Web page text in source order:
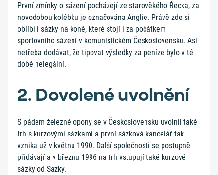
První zmínky o sázení pocházejí ze starověkého Řecka, za
novodobou kolébku je označována Anglie. Právě zde si
oblíbili sázky na koně, které stojí i za počátkem
sportovního sázení v komunistickém Československu. Asi
netřeba dodávat, že tipovat výsledky za peníze bylo v té
době nelegální.
2. Dovolené uvolnění
S pádem železné opony se v Československu uvolnil také
trh s kurzovými sázkami a první sázková kancelář tak
vzniká už v květnu 1990. Další společnosti se postupně
přidávají a v březnu 1996 na trh vstupují také kurzové
sázky od Sazky.